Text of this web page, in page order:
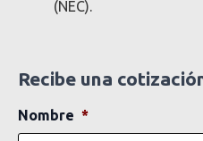
(NEC).
Recibe una
Nombre *